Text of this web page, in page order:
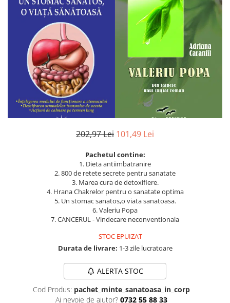
ReConnect
Crestinism
ScienceConnection
SelfConnect
SelfHealing
Vindecare Spirituala
Sanatate
Medicina & Farmacie
AudioBook
202,97 Lei 101,49 Lei
Pachetul contine:
1. Dieta antiimbatranire
2. 800 de retete secrete pentru sanatate
3. Marea cura de detoxifiere.
4. Hrana Chakrelor pentru o sanatate optima
5. Un stomac sanatos,o viata sanatoasa.
6. Valeriu Popa
7. CANCERUL - Vindecare neconventionala
STOC EPUIZAT
Durata de livrare: 1-3 zile lucratoare
ALERTA STOC
Cod Produs: pachet_minte_sanatoasa_in_corp
Ai nevoie de ajutor? 0732 55 88 33